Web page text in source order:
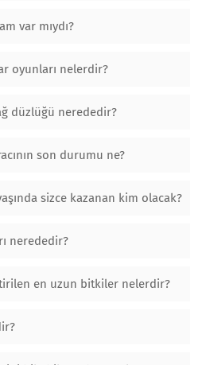
var mıydı?
oyunları nelerdir?
düzlüğü nerededir?
son durumu ne?
sizce kazanan kim olacak?
nerededir?
en uzun bitkiler nelerdir?